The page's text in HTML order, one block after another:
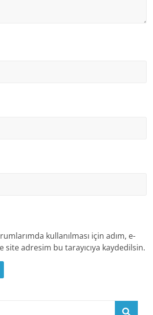
kullanılması için adım, e-
site adresim bu tarayıcıya kaydedilsin.